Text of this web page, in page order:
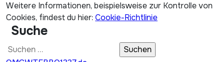
Weitere Informationen, beispielsweise zur Kontrolle von
Cookies, findest du hier: Cookie-Richtlinie
Suche
Suchen
nach: